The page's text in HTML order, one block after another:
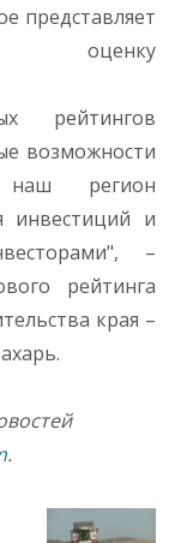
представляет
оценку
рейтингов
возможности
наш регион
инвестиций и
–
рейтинга
края –
.